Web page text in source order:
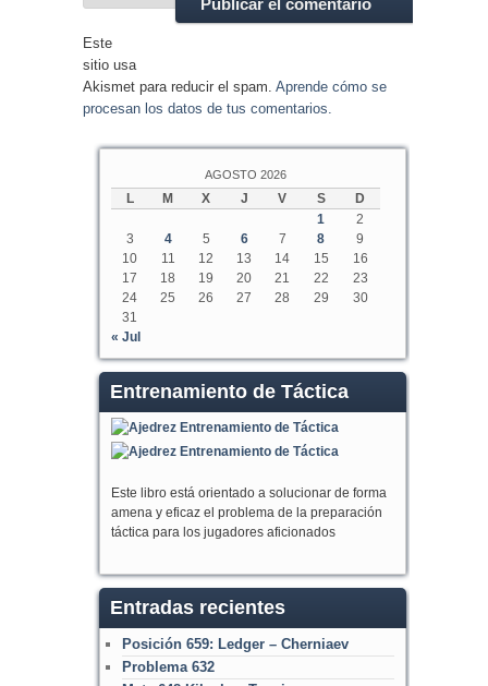
Este
sitio usa
Akismet para reducir el spam. Aprende cómo se
procesan los datos de tus comentarios.
AGOSTO 2026
L M X J V S
D
1
2
3
4 5 6 7 8
9
10
11 12 13 14 15
16
17
18 19 20 21 22
23
24
25 26 27 28 29
30
31
« Jul
Entrenamiento de Táctica
Este libro está orientado a solucionar de forma
amena y eficaz el problema de la preparación
táctica para los jugadores aficionados
Entradas recientes
Posición 659: Ledger – Cherniaev
Problema 632